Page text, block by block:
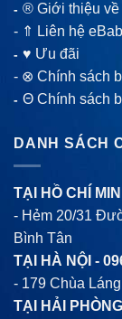
-® Giới thiệu về
- ⇑ Liên hệ
-♥ Ưu đãi
- ⊗ Chính sách
-Θ Chính sách
DANH SÁCH
TẠI HỒ CHÍ
- Hẻm 20/31
Bình Tân
TẠI HÀ NỘI -
- 179 Chùa
TẠI HẢI